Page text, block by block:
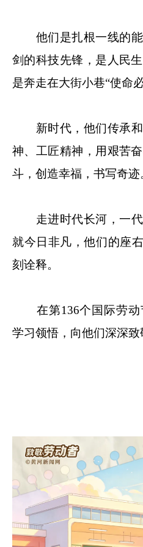
他们是扎根一线的
剑的科技先锋，是人民
是奔走在大街小巷“使
新时代，他们传承
神、工匠精神，用艰苦
斗，创造幸福，书写奇迹
走进时代长河，一
就今日非凡，他们的座
刻诠释。
在第136个国际劳
学习领悟，向他们深深致